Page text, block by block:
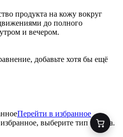
продукта на кожу вокруг
до полного
и вечером.
добавьте хотя бы ещё
Перейти в избранное
выберите тип товара.